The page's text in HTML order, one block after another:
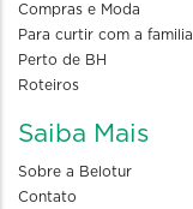
Compras e Moda
Para curtir com a familia
Perto de BH
Roteiros
Saiba Mais
Sobre a Belotur
Contato